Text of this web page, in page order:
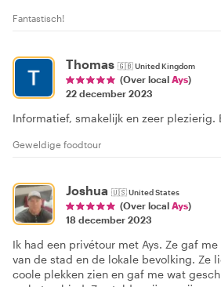
Fantastisch!
Thomas 🇬🇧United Kingdom
(Over local Ays)
22 december 2023
Informatief, smakelijk en zeer plezierig.
Geweldige foodtour
Joshua 🇺🇸United States
(Over local Ays)
18 december 2023
Ik had een privétour met Ays. Ze gaf
van de stad en de lokale bevolking. Ze
coole plekken zien en gaf me wat